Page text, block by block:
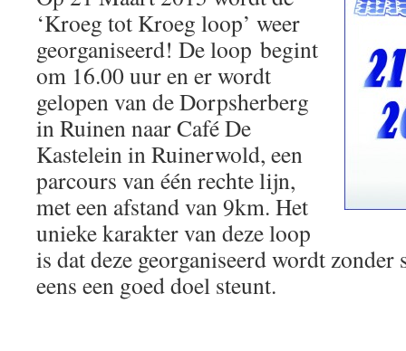
‘Kroeg tot Kroeg loop’ weer
georganiseerd! De loop begint
om 16.00 uur en er wordt
gelopen van de Dorpsherberg
in Ruinen naar Café De
Kastelein in Ruinerwold, een
parcours van één rechte lijn,
met een afstand van 9km. Het
unieke karakter van deze loop
is dat deze georganiseerd wordt zonder
eens een goed doel steunt.